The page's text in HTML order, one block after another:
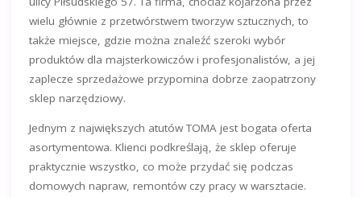
wielu głównie z przetwórstwem tworzyw sztucznych, to
także miejsce, gdzie można znaleźć szeroki wybór
produktów dla majsterkowiczów i profesjonalistów, a jej
zaplecze sprzedażowe przypomina dobrze zaopatrzony
sklep narzędziowy.
Jednym z największych atutów TOMA jest bogata oferta
asortymentowa. Klienci podkreślają, że sklep oferuje
praktycznie wszystko, co może przydać się podczas
domowych napraw, remontów czy pracy w warsztacie.